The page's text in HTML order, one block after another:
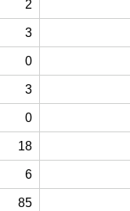
2
3
0
3
0
18
6
85